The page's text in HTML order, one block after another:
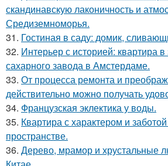
скандинавскую лаконичность и
Средиземноморья.
31. Гостиная в саду: домик,
32. Интерьер с историей: квартира
сахарного завода в Амстердаме.
33. От процесса ремонта и
действительно можно получать
34. Французская эклектика у воды.
35. Квартира с характером и
пространстве.
36. Дерево, мрамор и хрустальные